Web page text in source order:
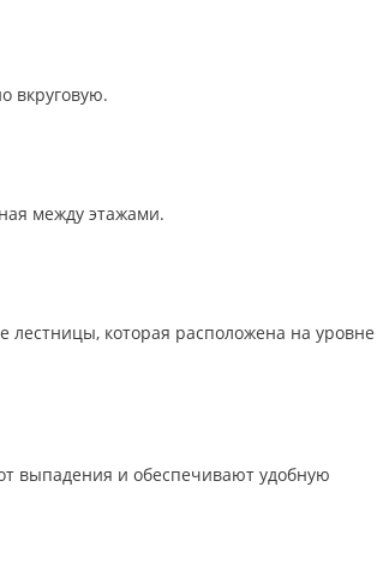
вкруговую.
между этажами.
которая расположена на уровне
выпадения и обеспечивают удобную